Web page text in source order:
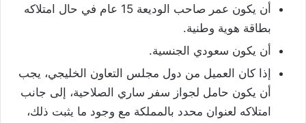
أن يكون عمر صاحب الوديعة 15 عام في حال امتلاكه
بطاقة هوية وطنية.
أن يكون سعودي الجنسية.
إذا كان العميل من دول مجلس التعاون الخليجي، يجب
أن يكون حامل لجواز سفر ساري الصلاحية، إلى جانب
امتلاكه لعنوان محدد بالمملكة مع وجود ما يثبت ذلك،